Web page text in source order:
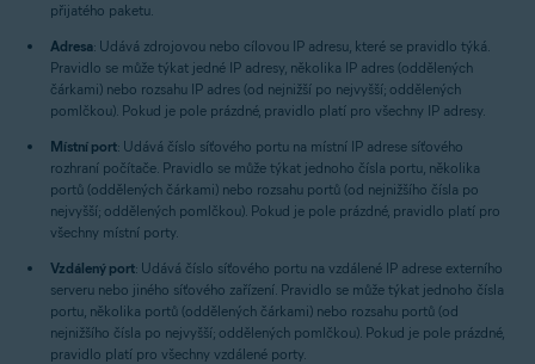
přijatého paketu.
Adresa: Udává zdrojovou nebo cílovou IP adresu, které se pravidlo týká.
Pravidlo se může týkat jedné IP adresy, několika IP adres (oddělených
čárkami) nebo rozsahu IP adres (od nejnižší po nejvyšší; oddělených
pomlčkou). Pokud je pole prázdné, pravidlo platí pro všechny IP adresy.
Místní port: Udává číslo síťového portu na místní IP adrese síťového
rozhraní počítače. Pravidlo se může týkat jednoho čísla portu, několika
portů (oddělených čárkami) nebo rozsahu portů (od nejnižšího čísla po
nejvyšší; oddělených pomlčkou). Pokud je pole prázdné, pravidlo platí pro
všechny místní porty.
Vzdálený port: Udává číslo síťového portu na vzdálené IP adrese externího
serveru nebo jiného síťového zařízení. Pravidlo se může týkat jednoho čísla
portu, několika portů (oddělených čárkami) nebo rozsahu portů (od
nejnižšího čísla po nejvyšší; oddělených pomlčkou). Pokud je pole prázdné,
pravidlo platí pro všechny vzdálené porty.